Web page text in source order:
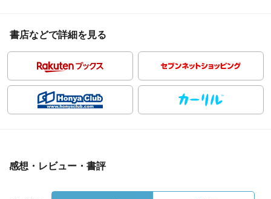
書店などで詳細を見る
感想・レビュー・書評